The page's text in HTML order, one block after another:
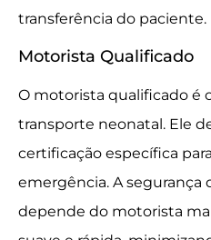
transferência do paciente.
Motorista Qualificado
O motorista qualificado é
transporte neonatal. Ele
certificação específica
emergência. A segurança
depende do motorista